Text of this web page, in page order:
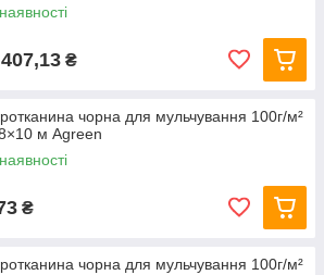
₴
чорна для мульчування 100г/м²
м Agreen
₴
чорна для мульчування 100г/м²